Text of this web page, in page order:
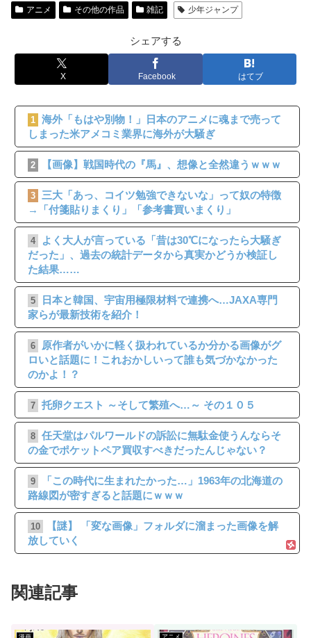
アニメ その他の作品 雑記 少年ジャンプ
シェアする
X Facebook はてブ
1 海外「もはや別物！」日本のアニメに魂まで売って
しまった米アメコミ業界に海外が大騒ぎ
2 【画像】戦国時代の『馬』、想像と全然違うｗｗｗ
3
三大「あっ、コイツ勉強できないな」って奴の特徴
→「付箋貼りまくり」「参考書買いまくり」
4
よく大人が言っている「昔は30℃になったら大騒ぎ
だった」、過去の統計データから真実かどうか検証し
た結果……
5
日本と韓国、宇宙用極限材料で連携へ…JAXA専門
家らが最新技術を紹介！
6
原作者がいかに軽く扱われているか分かる画像がグ
ロいと話題に！これおかしいって誰も気づかなかった
のかよ！？
7 托卵クエスト ～そして繁殖へ…～ その１０５
8 任天堂はパルワールドの訴訟に無駄金使うんならそ
の金でポケットペア買収すべきだったんじゃない？
9
「この時代に生まれたかった…」1963年の北海道の
路線図が密すぎると話題にｗｗｗ
10
【謎】 「変な画像」フォルダに溜まった画像を解
放していく
関連記事
漫画 アニメ